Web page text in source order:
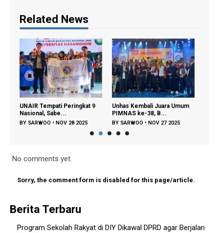
Related News
UNAIR Tempati Peringkat 9
Nasional, Sabe...
BY SARWOO • NOV 28 2025
Unhas Kembali Juara Umum
PIMNAS ke-38, B...
BY SARWOO • NOV 27 2025
No comments yet.
Sorry, the comment form is disabled for this page/article.
Berita Terbaru
Program Sekolah Rakyat di DIY Dikawal DPRD agar Berjalan